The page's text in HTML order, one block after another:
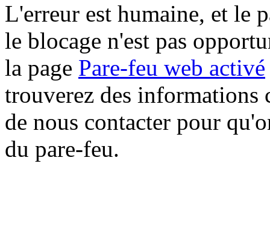
L'erreur est humaine, et le
le blocage n'est pas
la page Pare-feu web activé
trouverez des informations
de nous contacter pour
du pare-feu.